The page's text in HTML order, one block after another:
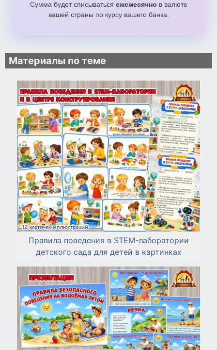
Сумма будет списываться ежемесячно в валюте
вашей страны по курсу вашего банка.
Материалы по теме
Правила поведения в STEM-лаборатории
детского сада для детей в картинках